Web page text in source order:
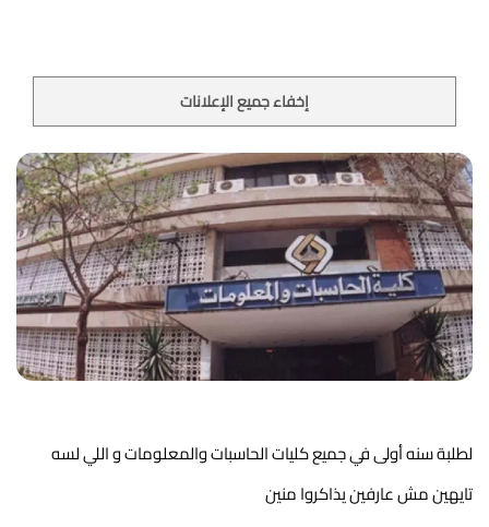
إخفاء جميع الإعلانات
تايهين مش عارفين يذاكروا منين